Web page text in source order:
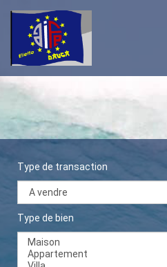
Type de transaction
Type de bien